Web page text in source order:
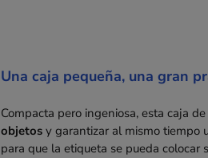
Una caja pequeña, una gran
Compacta pero ingeniosa, esta caja
objetos y garantizar al mismo tiempo
para que la etiqueta se pueda colocar